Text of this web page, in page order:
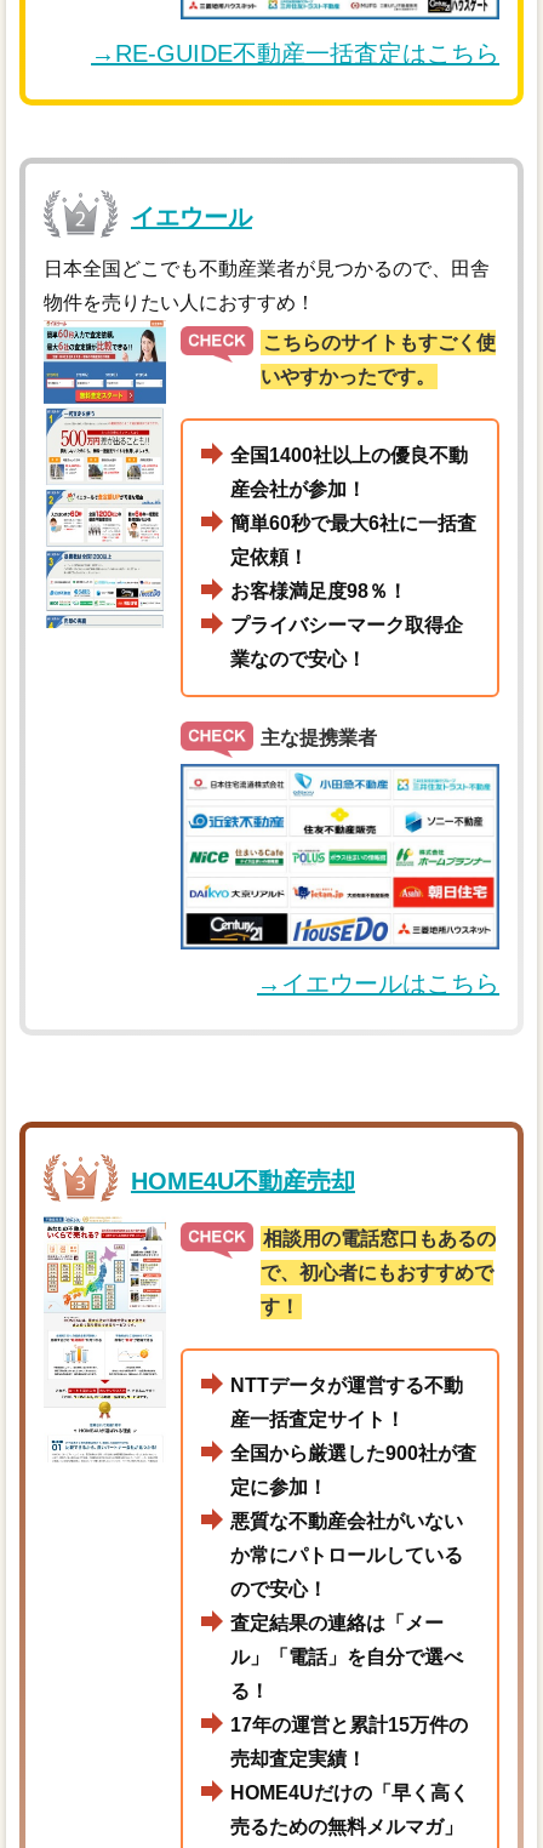
→RE-GUIDE不動産一括査定はこちら
イエウール
日本全国どこでも不動産業者が見つかるので、田舎
物件を売りたい人におすすめ！
こちらのサイトもすごく使
いやすかったです。
全国1400社以上の優良不動
産会社が参加！
簡単60秒で最大6社に一括査
定依頼！
お客様満足度98％！
プライバシーマーク取得企
業なので安心！
主な提携業者
→イエウールはこちら
HOME4U不動産売却
相談用の電話窓口もあるの
で、初心者にもおすすめで
す！
NTTデータが運営する不動
産一括査定サイト！
全国から厳選した900社が査
定に参加！
悪質な不動産会社がいない
か常にパトロールしている
ので安心！
査定結果の連絡は「メー
ル」「電話」を自分で選べ
る！
17年の運営と累計15万件の
売却査定実績！
HOME4Uだけの「早く高く
売るための無料メルマガ」